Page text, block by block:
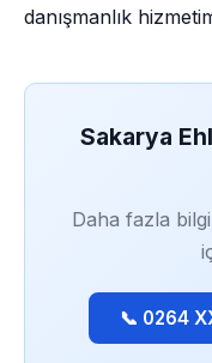
danışmanlık
Sakarya
Daha fazla
📞 0264